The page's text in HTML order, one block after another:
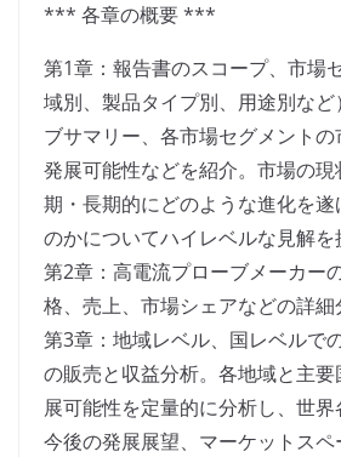
*** 各章の概要 ***
第1章：報告書のスコープ、市場
域別、製品タイプ別、用途別など
ブサマリー、各市場セグメント
発展可能性などを紹介。市場の現
期・長期的にどのような進化を
のかについてハイレベルな見解を
第2章：高電流プローブメーカー
格、売上、市場シェアなどの詳細
第3章：地域レベル、国レベルで
の販売と収益分析。各地域と主
展可能性を定量的に分析し、世界
今後の発展展望、マーケットス